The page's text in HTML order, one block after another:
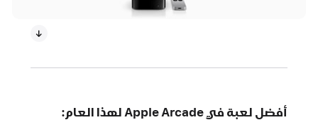
أفضل لعبة في Apple Arcade لهذا العام: